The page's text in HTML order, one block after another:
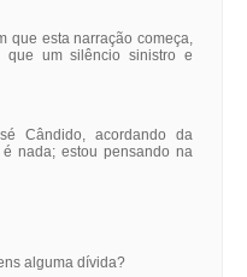
que esta narração começa,
um silêncio sinistro e
Cândido, acordando da
nada; estou pensando na
alguma dívida?